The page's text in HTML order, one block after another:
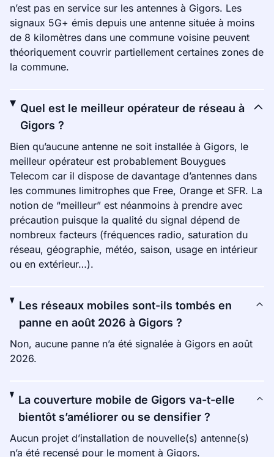
n’est pas en service sur les antennes à Gigors. Les
signaux 5G+ émis depuis une antenne située à moins
de 8 kilomètres dans une commune voisine peuvent
théoriquement couvrir partiellement certaines zones de
la commune.
Quel est le meilleur opérateur de réseau à
Gigors ?
Bien qu’aucune antenne ne soit installée à Gigors, le
meilleur opérateur est probablement Bouygues
Telecom car il dispose de davantage d’antennes dans
les communes limitrophes que Free, Orange et SFR. La
notion de “meilleur” est néanmoins à prendre avec
précaution puisque la qualité du signal dépend de
nombreux facteurs (fréquences radio, saturation du
réseau, géographie, météo, saison, usage en intérieur
ou en extérieur…).
Les réseaux mobiles sont-ils tombés en
panne en août 2026 à Gigors ?
Non, aucune panne n’a été signalée à Gigors en août
2026.
La couverture mobile de Gigors va-t-elle
bientôt s’améliorer ou se densifier ?
Aucun projet d’installation de nouvelle(s) antenne(s)
n’a été recensé pour le moment à Gigors.